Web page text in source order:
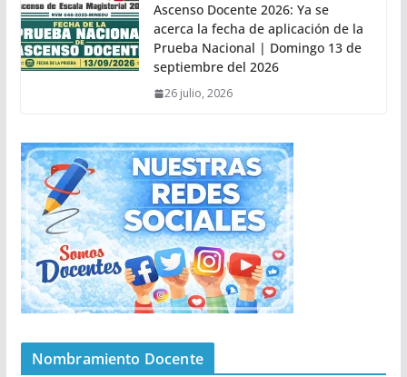
Ascenso Docente 2026: Ya se
acerca la fecha de aplicación de la
Prueba Nacional | Domingo 13 de
septiembre del 2026
26 julio, 2026
Nombramiento Docente